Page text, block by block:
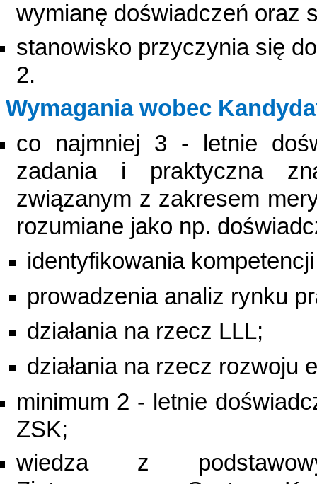
wymianę doświadczeń oraz
stanowisko przyczynia się
2.
Wymagania wobec
co najmniej 3 - letnie
zadania i praktyczna
związanym z zakresem
rozumiane jako np.
identyfikowania
prowadzenia analiz rynku
działania na rzecz LLL;
działania na rzecz rozwoju
minimum 2 - letnie
ZSK;
wiedza z